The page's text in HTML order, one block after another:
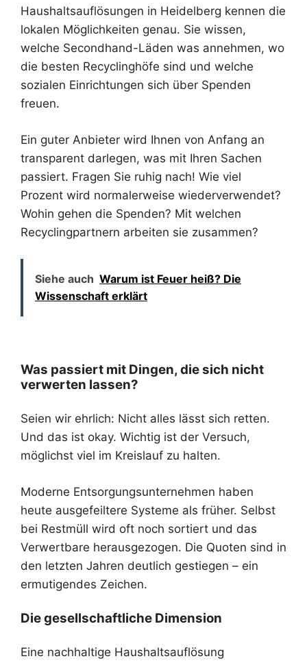
Haushaltsauflösungen in Heidelberg kennen die
lokalen Möglichkeiten genau. Sie wissen,
welche Secondhand-Läden was annehmen, wo
die besten Recyclinghöfe sind und welche
sozialen Einrichtungen sich über Spenden
freuen.
Ein guter Anbieter wird Ihnen von Anfang an
transparent darlegen, was mit Ihren Sachen
passiert. Fragen Sie ruhig nach! Wie viel
Prozent wird normalerweise wiederverwendet?
Wohin gehen die Spenden? Mit welchen
Recyclingpartnern arbeiten sie zusammen?
Siehe auch Warum ist Feuer heiß? Die
Wissenschaft erklärt
Was passiert mit Dingen, die sich nicht
verwerten lassen?
Seien wir ehrlich: Nicht alles lässt sich retten.
Und das ist okay. Wichtig ist der Versuch,
möglichst viel im Kreislauf zu halten.
Moderne Entsorgungsunternehmen haben
heute ausgefeiltere Systeme als früher. Selbst
bei Restmüll wird oft noch sortiert und das
Verwertbare herausgezogen. Die Quoten sind in
den letzten Jahren deutlich gestiegen – ein
ermutigendes Zeichen.
Die gesellschaftliche Dimension
Eine nachhaltige Haushaltsauflösung